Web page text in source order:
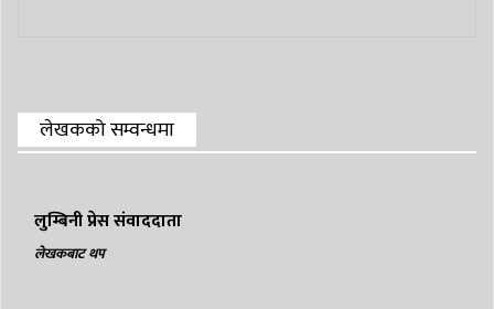
लेखकको सम्वन्धमा
लुम्बिनी प्रेस संवाददाता
लेखकबाट थप